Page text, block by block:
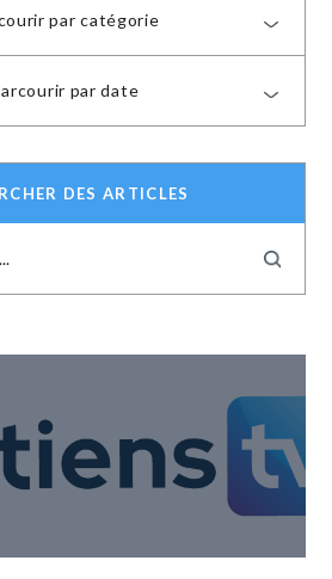
par catégorie
par date
DES ARTICLES